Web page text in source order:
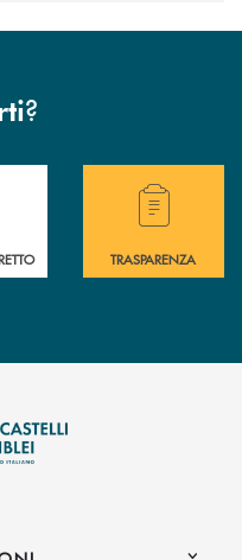
?
di assistenza immediata?
Hai bisogno di
TRASPARENZA